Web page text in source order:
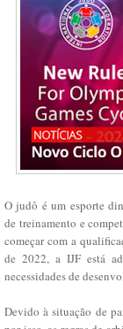
O judô é um esporte
de treinamento e
começar com a
de 2022, a IJF está
necessidades de
Devido à situação de